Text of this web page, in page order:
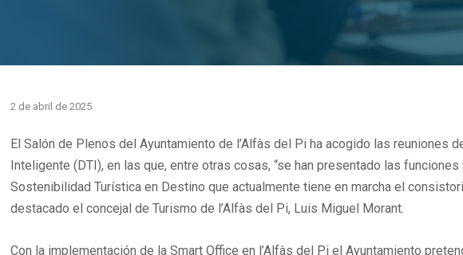
2 de abril de 2025
El Salón de Plenos del Ayuntamiento de l’Alfàs del Pi ha acogido las
Inteligente (DTI), en las que, entre otras cosas, “se han presentado las
Sostenibilidad Turística en Destino que actualmente tiene en marcha el
destacado el concejal de Turismo de l’Alfàs del Pi, Luis Miguel Morant.
Con la implementación de la Smart Office en l’Alfàs del Pi el Ayuntamiento